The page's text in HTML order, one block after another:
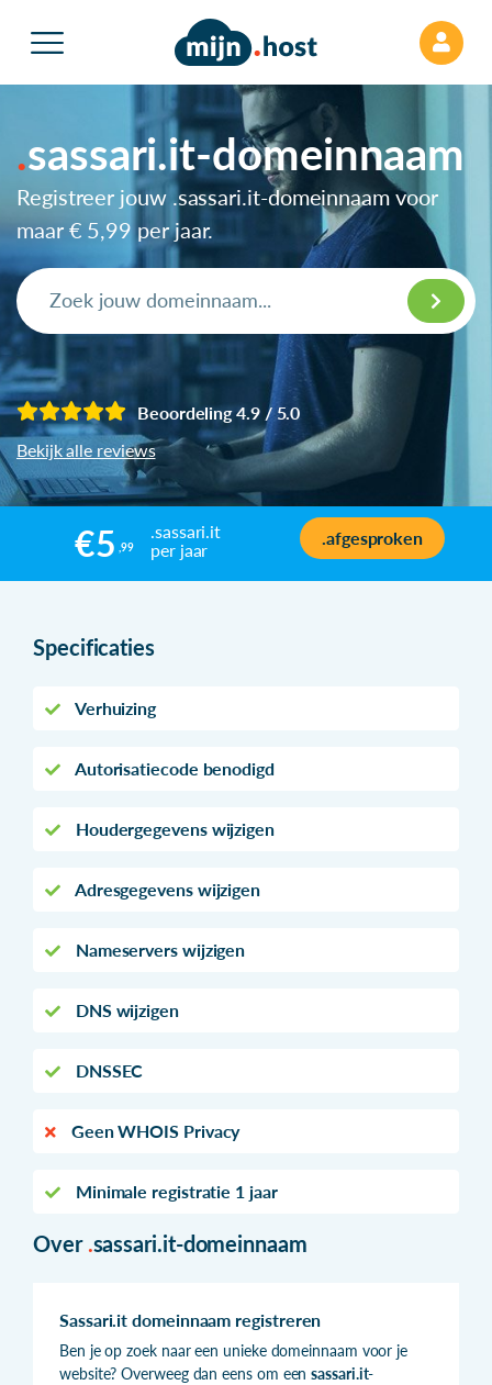
sassari.it-domeinnaam
Registreer jouw .sassari.it-domeinnaam voor
maar € 5,99 per jaar.
Beoordeling 4.9 / 5.0
Bekijk alle reviews
€5 ,99
.sassari.it
per jaar
.afgesproken
Specificaties
Verhuizing
Autorisatiecode benodigd
Houdergegevens wijzigen
Adresgegevens wijzigen
Nameservers wijzigen
DNS wijzigen
DNSSEC
Geen WHOIS Privacy
Minimale registratie 1 jaar
Over .sassari.it-domeinnaam
Sassari.it domeinnaam registreren
Ben je op zoek naar een unieke domeinnaam voor je
website? Overweeg dan eens om eensassari.it-